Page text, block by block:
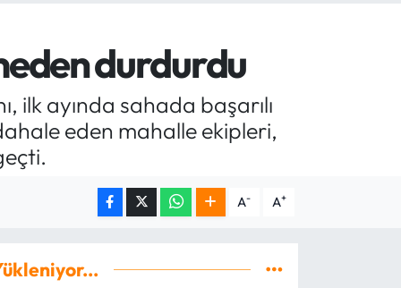
BITCOIN
%0.66 durdurdu
ilk ayında sahada başarılı
eden mahalle ekipleri,
A- A+